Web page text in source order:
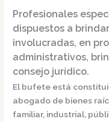
Profesionales
dispuestos a
involucradas, en
administrativos,
consejo jurídico.
El bufete está
abogado de bienes
familiar, industrial,